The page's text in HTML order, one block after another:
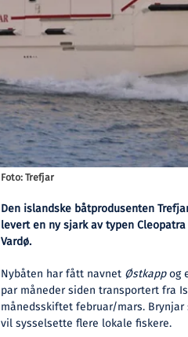
Foto: Trefjar
Den islandske båtprodusenten
levert en ny sjark av typen
Vardø.
Nybåten har fått navnet Østkappog
par måneder siden transportert fra
månedsskiftet februar/mars.
vil sysselsette flere lokale fiskere.